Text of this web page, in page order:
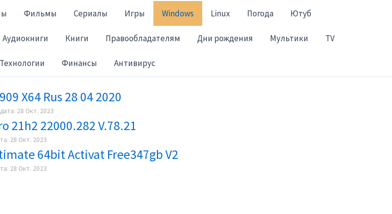
Фильмы Сериалы Игры Windows Linux Погода Ютуб
Аудиокниги Книги Правообладателям Дни рождения Мультики TV
Технологии Финансы Антивирус
X64 Rus 28 04 2020
28 Окт. 2023
21h2 22000.282 V.78.21
28 Окт. 2023
64bit Activat Free347gb V2
28 Окт. 2023